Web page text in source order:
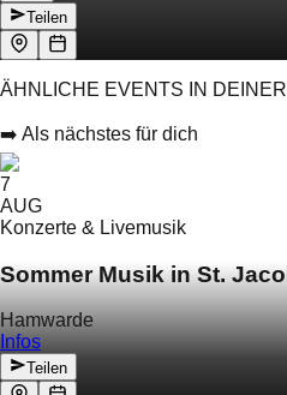
Teilen
ÄHNLICHE EVENTS IN
➡️ Als nächstes für dich
7
AUG
Konzerte & Livemusik
Sommer Musik in St.
Hamwarde
Infos
Teilen